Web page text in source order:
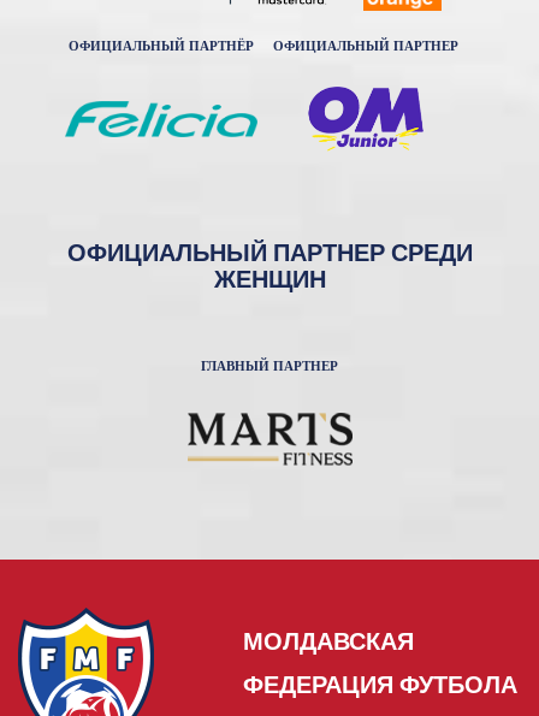
ОФИЦИАЛЬНЫЙ ПАРТНЁР ОФИЦИАЛЬНЫЙ ПАРТНЕР
ОФИЦИАЛЬНЫЙ ПАРТНЕР СРЕДИ
ЖЕНЩИН
ГЛАВНЫЙ ПАРТНЕР
МОЛДАВСКАЯ
ФЕДЕРАЦИЯ ФУТБОЛА